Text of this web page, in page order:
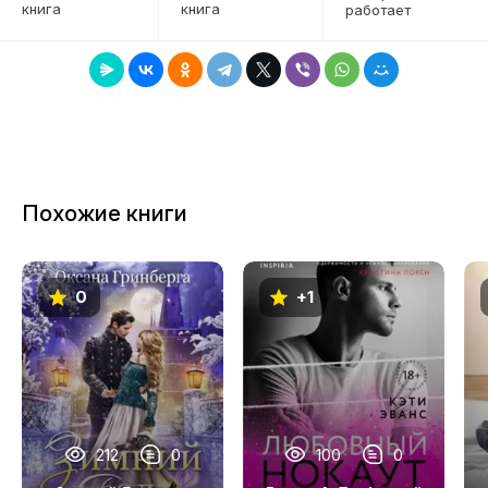
перестаёт быть игрой? Когда стирается грань
мыслей о противостоянии с отцом я вижу перед
собой только её — и уже не понимаю, где
7
12
13
14
15
16
17
18
книга
книга
работает
Похожие книги
0
212 0
+1
100 0